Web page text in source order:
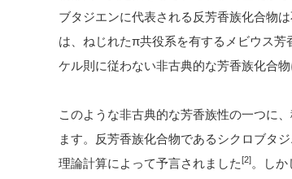
ブタジエンに代表される反芳香族化合物
は、ねじれたπ共役系を有するメビウス芳
ケル則に従わない非古典的な芳香族化合
このような非古典的な芳香族性の一つに
ます。反芳香族化合物であるシクロブタ
理論計算によって予言されました[2]。し